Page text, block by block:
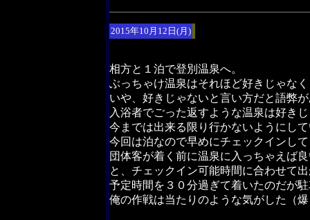
2015年10月12日(月)
相方と１泊で登別温泉へ。
ぶっちゃけ温泉はそれほど好きじゃなく
いや、好きじゃないと言い方だと語弊
入浴者でごった返すような温泉は好き
今までは出来る限り行かないようにし
今回は泊なので早めにチェックインして
団体客が着く前に温泉に入っちゃえば
と、チェックイン可能時間に合わせて
予定時間を３０分過ぎて着いたのだが
俺の作戦は当たりのような気がした（